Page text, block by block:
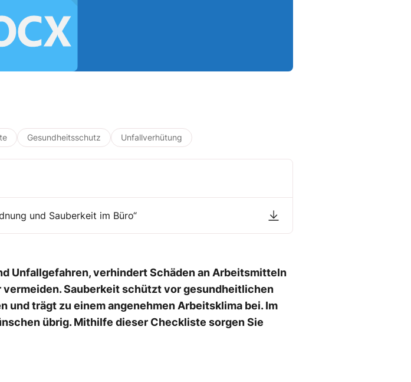
Gesundheitsschutz Unfallverhütung
und Sauberkeit im Büro“
Unfallgefahren, verhindert Schäden an Arbeitsmitteln
Sauberkeit schützt vor gesundheitlichen
und trägt zu einem angenehmen Arbeitsklima bei. Im
übrig. Mithilfe dieser Checkliste sorgen Sie